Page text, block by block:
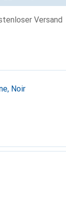
Versand
Noir